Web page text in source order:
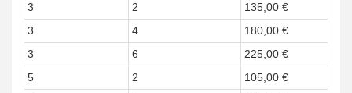
3
2
135,00 €
3
4
180,00 €
3
6
225,00 €
5
2
105,00 €